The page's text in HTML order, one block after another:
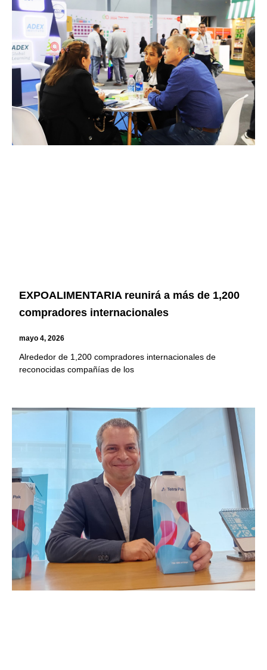
EXPOALIMENTARIA reunirá a más de 1,200
compradores internacionales
mayo 4, 2026
Alrededor de 1,200 compradores internacionales de
reconocidas compañías de los